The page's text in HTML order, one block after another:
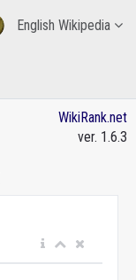
English Wikipedia
WikiRank.net
ver. 1.6.3